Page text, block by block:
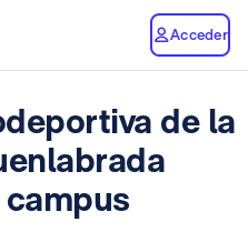
Acceder
de la